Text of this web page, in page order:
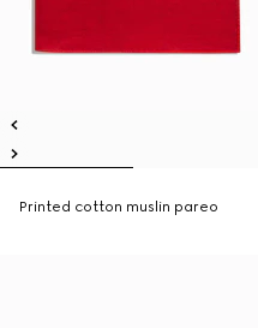
Printed cotton muslin pareo